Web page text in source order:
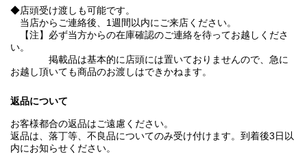
◆店頭受け渡しも可能です。
当店からご連絡後、1週間以内にご来店ください。
【注】必ず当方からの在庫確認のご連絡を待ってお越しくださ
い。
掲載品は基本的に店頭には置いておりませんので、急に
お越し頂いても商品のお渡しはできかねます。
返品について
お客様都合の返品はご遠慮ください。
返品は、落丁等、不良品についてのみ受け付けます。到着後3日以
内にお知らせください。